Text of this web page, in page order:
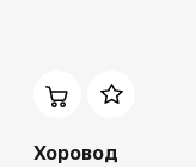
Хоровод